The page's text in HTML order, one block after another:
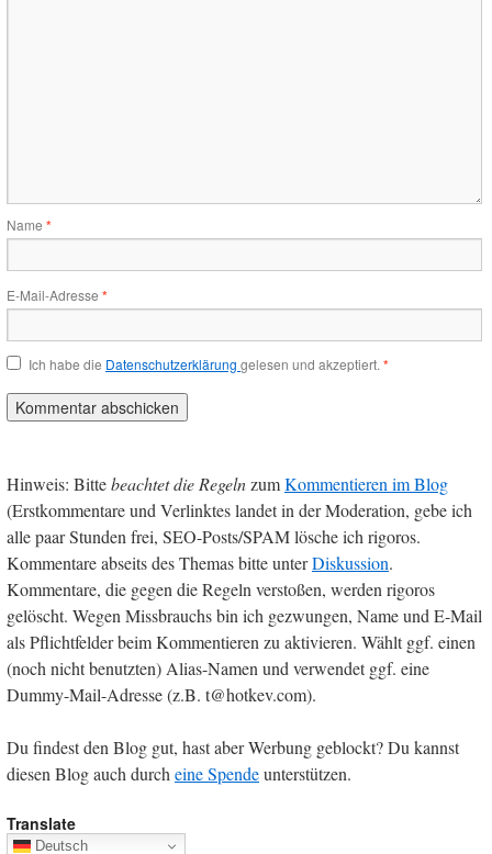
Name *
E-Mail-Adresse *
Ich habe die Datenschutzerklärung gelesen und akzeptiert. *
Hinweis: Bittebeachtet die RegelnzumKommentieren im Blog
(Erstkommentare und Verlinktes landet in der Moderation, gebe ich
alle paar Stunden frei, SEO-Posts/SPAM lösche ich rigoros.
Kommentare abseits des Themas bitte unterDiskussion.
Kommentare, die gegen die Regeln verstoßen, werden rigoros
gelöscht. Wegen Missbrauchs bin ich gezwungen, Name und E-Mail
als Pflichtfelder beim Kommentieren zu aktivieren. Wählt ggf. einen
(noch nicht benutzten) Alias-Namen und verwendet ggf. eine
Dummy-Mail-Adresse (z.B. t@hotkev.com).
Du findest den Blog gut, hast aber Werbung geblockt? Du kannst
diesen Blog auch durcheine Spendeunterstützen.
Translate
Deutsch